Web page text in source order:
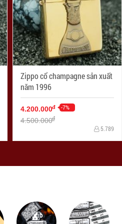
Zippo cổ champagne sản xuất
năm 1996
4.200.000đ -7%
4.500.000đ
5.789